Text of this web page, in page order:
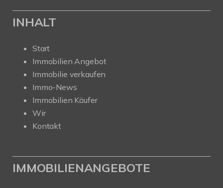
INHALT
Start
Immobilien Angebot
Immobilie verkaufen
Immo-News
Immobilien Käufer
Wir
Kontakt
IMMOBILIENANGEBOTE